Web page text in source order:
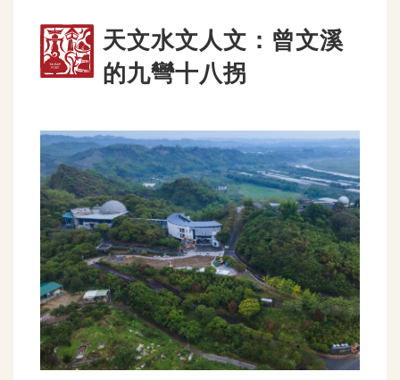
天文水文人文：曾文溪
的九彎十八拐